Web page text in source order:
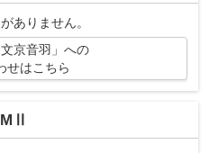
ありません。
文京音羽」への
せはこちら